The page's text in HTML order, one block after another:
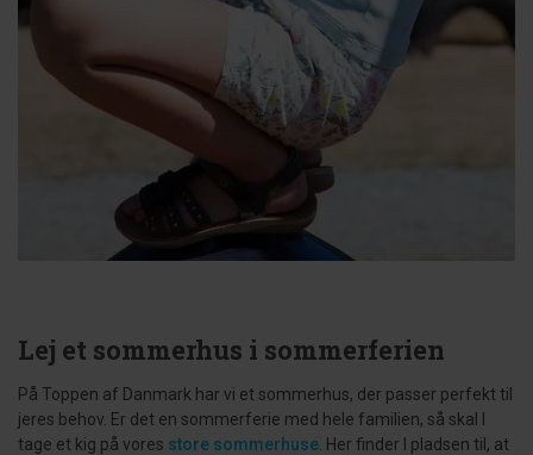
Lej et sommerhus i sommerferien
På Toppen af Danmark har vi et sommerhus, der passer perfekt til
jeres behov. Er det en sommerferie med hele familien, så skal I
tage et kig på vores store sommerhuse . Her finder I pladsen til, at